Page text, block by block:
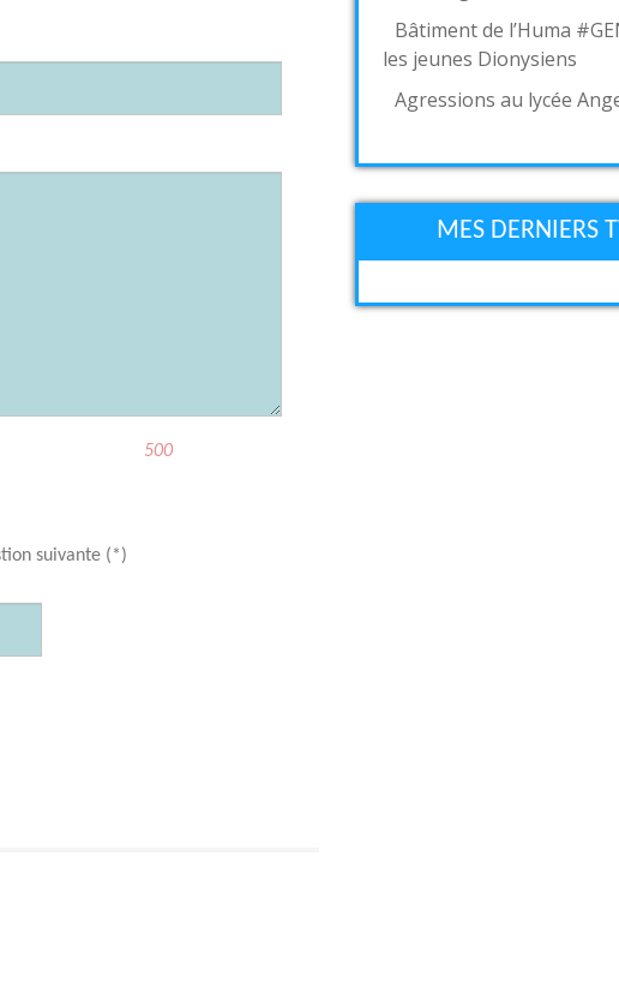
500
suivante (*)
Bâtiment de l’Huma
les jeunes Dionysiens
Agressions au lycée
MES DERNIERS